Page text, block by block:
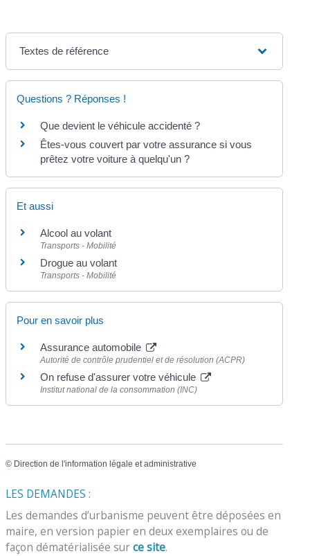
Textes de référence
Questions ? Réponses !
Que devient le véhicule accidenté ?
Êtes-vous couvert par votre assurance si vous
prêtez votre voiture à quelqu'un ?
Et aussi
Alcool au volant
Transports - Mobilité
Drogue au volant
Transports - Mobilité
Pour en savoir plus
Assurance automobile
Autorité de contrôle prudentiel et de résolution (ACPR)
On refuse d'assurer votre véhicule
Institut national de la consommation (INC)
© Direction de l'information légale et administrative
LES DEMANDES :
Les demandes d’urbanisme peuvent être déposées en
maire, en version papier en deux exemplaires ou de
façon dématérialisée surce site.